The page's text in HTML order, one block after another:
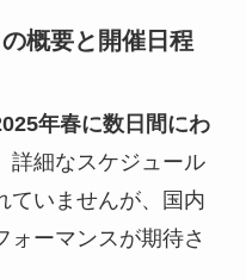
概要と開催日程
年春に数日間にわ
詳細なスケジュール
ていませんが、国内
ォーマンスが期待さ